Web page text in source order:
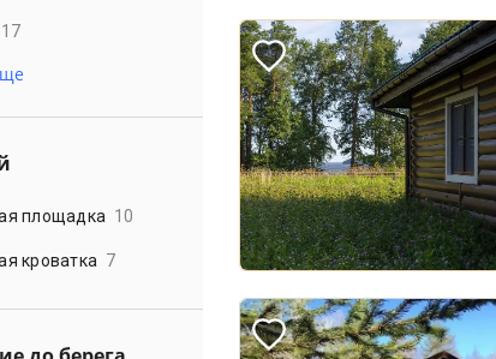
17
площадка 10
кроватка 7